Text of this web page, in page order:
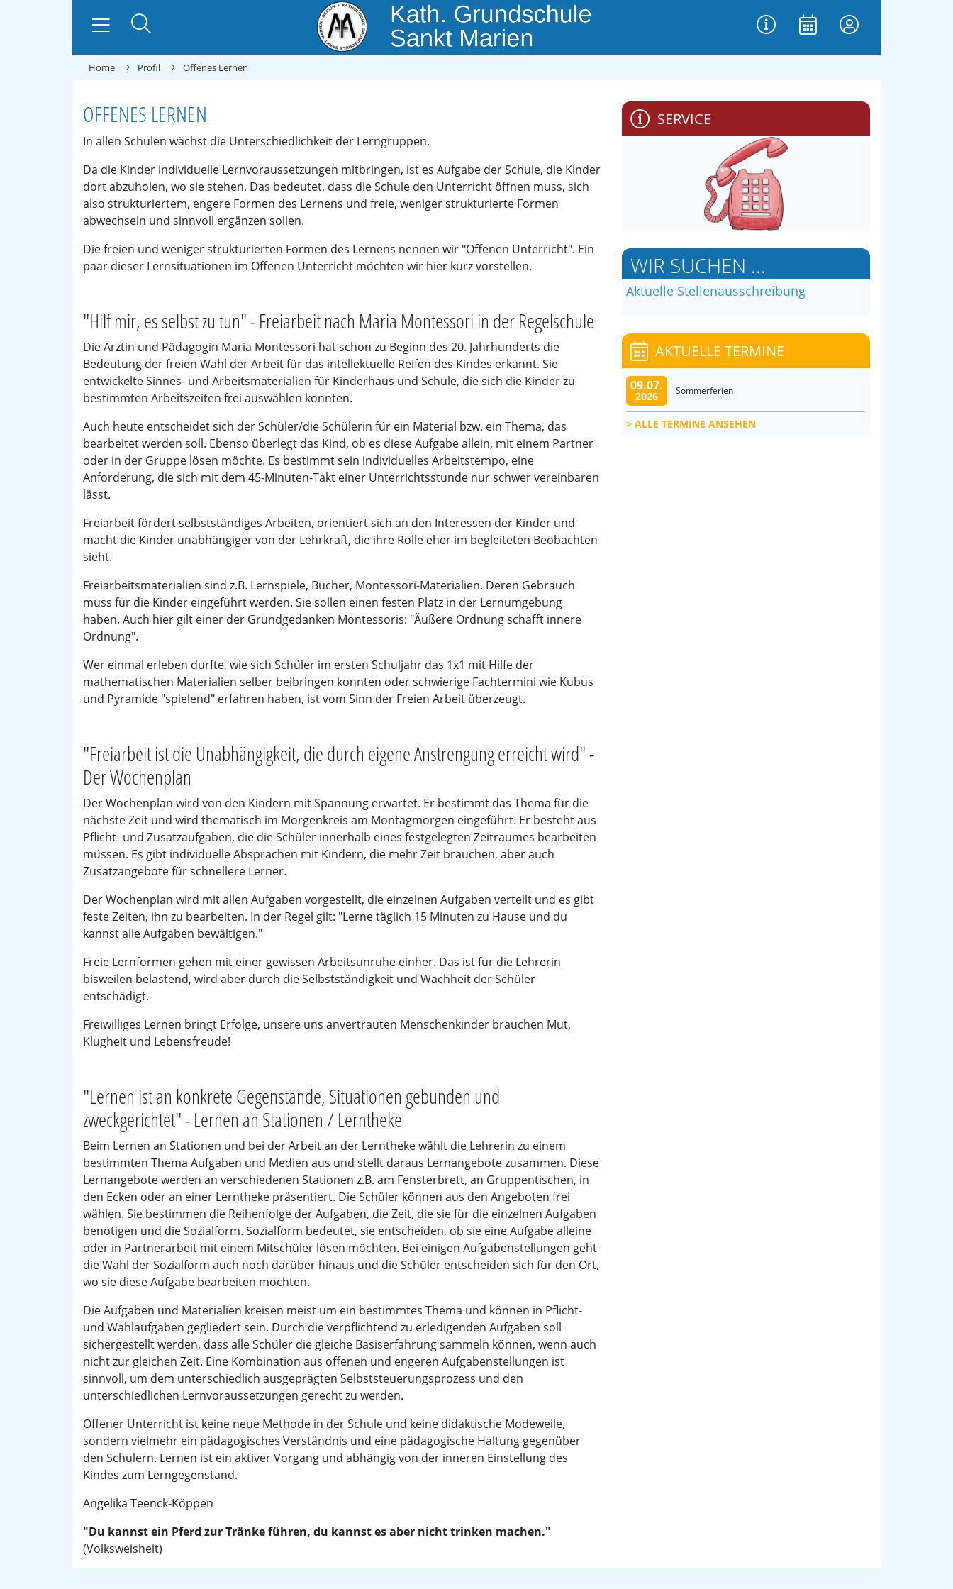
Home Profil Offenes Lernen
OFFENES LERNEN
In allen Schulen wächst die Unterschiedlichkeit der Lerngruppen.
Da die Kinder individuelle Lernvoraussetzungen mitbringen, ist es Aufgabe der Schule, die Kinder
dort abzuholen, wo sie stehen. Das bedeutet, dass die Schule den Unterricht öffnen muss, sich
also strukturiertem, engere Formen des Lernens und freie, weniger strukturierte Formen
abwechseln und sinnvoll ergänzen sollen.
Die freien und weniger strukturierten Formen des Lernens nennen wir "Offenen Unterricht". Ein
paar dieser Lernsituationen im Offenen Unterricht möchten wir hier kurz vorstellen.
"Hilf mir, es selbst zu tun" - Freiarbeit nach Maria Montessori in der Regelschule
Die Ärztin und Pädagogin Maria Montessori hat schon zu Beginn des 20. Jahrhunderts die
Bedeutung der freien Wahl der Arbeit für das intellektuelle Reifen des Kindes erkannt. Sie
entwickelte Sinnes- und Arbeitsmaterialien für Kinderhaus und Schule, die sich die Kinder zu
bestimmten Arbeitszeiten frei auswählen konnten.
Auch heute entscheidet sich der Schüler/die Schülerin für ein Material bzw. ein Thema, das
bearbeitet werden soll. Ebenso überlegt das Kind, ob es diese Aufgabe allein, mit einem Partner
oder in der Gruppe lösen möchte. Es bestimmt sein individuelles Arbeitstempo, eine
Anforderung, die sich mit dem 45-Minuten-Takt einer Unterrichtsstunde nur schwer vereinbaren
lässt.
Freiarbeit fördert selbstständiges Arbeiten, orientiert sich an den Interessen der Kinder und
macht die Kinder unabhängiger von der Lehrkraft, die ihre Rolle eher im begleiteten Beobachten
sieht.
Freiarbeitsmaterialien sind z.B. Lernspiele, Bücher, Montessori-Materialien. Deren Gebrauch
muss für die Kinder eingeführt werden. Sie sollen einen festen Platz in der Lernumgebung
haben. Auch hier gilt einer der Grundgedanken Montessoris: "Äußere Ordnung schafft innere
Ordnung".
Wer einmal erleben durfte, wie sich Schüler im ersten Schuljahr das 1x1 mit Hilfe der
mathematischen Materialien selber beibringen konnten oder schwierige Fachtermini wie Kubus
und Pyramide "spielend" erfahren haben, ist vom Sinn der Freien Arbeit überzeugt.
"Freiarbeit ist die Unabhängigkeit, die durch eigene Anstrengung erreicht wird" -
Der Wochenplan
Der Wochenplan wird von den Kindern mit Spannung erwartet. Er bestimmt das Thema für die
nächste Zeit und wird thematisch im Morgenkreis am Montagmorgen eingeführt. Er besteht aus
Pflicht- und Zusatzaufgaben, die die Schüler innerhalb eines festgelegten Zeitraumes bearbeiten
müssen. Es gibt individuelle Absprachen mit Kindern, die mehr Zeit brauchen, aber auch
Zusatzangebote für schnellere Lerner.
Der Wochenplan wird mit allen Aufgaben vorgestellt, die einzelnen Aufgaben verteilt und es gibt
feste Zeiten, ihn zu bearbeiten. In der Regel gilt: "Lerne täglich 15 Minuten zu Hause und du
kannst alle Aufgaben bewältigen."
Freie Lernformen gehen mit einer gewissen Arbeitsunruhe einher. Das ist für die Lehrerin
bisweilen belastend, wird aber durch die Selbstständigkeit und Wachheit der Schüler
entschädigt.
Freiwilliges Lernen bringt Erfolge, unsere uns anvertrauten Menschenkinder brauchen Mut,
Klugheit und Lebensfreude!
"Lernen ist an konkrete Gegenstände, Situationen gebunden und
zweckgerichtet" - Lernen an Stationen / Lerntheke
Beim Lernen an Stationen und bei der Arbeit an der Lerntheke wählt die Lehrerin zu einem
bestimmten Thema Aufgaben und Medien aus und stellt daraus Lernangebote zusammen. Diese
Lernangebote werden an verschiedenen Stationen z.B. am Fensterbrett, an Gruppentischen, in
den Ecken oder an einer Lerntheke präsentiert. Die Schüler können aus den Angeboten frei
wählen. Sie bestimmen die Reihenfolge der Aufgaben, die Zeit, die sie für die einzelnen Aufgaben
benötigen und die Sozialform. Sozialform bedeutet, sie entscheiden, ob sie eine Aufgabe alleine
oder in Partnerarbeit mit einem Mitschüler lösen möchten. Bei einigen Aufgabenstellungen geht
die Wahl der Sozialform auch noch darüber hinaus und die Schüler entscheiden sich für den Ort,
wo sie diese Aufgabe bearbeiten möchten.
Die Aufgaben und Materialien kreisen meist um ein bestimmtes Thema und können in Pflicht-
und Wahlaufgaben gegliedert sein. Durch die verpflichtend zu erledigenden Aufgaben soll
sichergestellt werden, dass alle Schüler die gleiche Basiserfahrung sammeln können, wenn auch
nicht zur gleichen Zeit. Eine Kombination aus offenen und engeren Aufgabenstellungen ist
sinnvoll, um dem unterschiedlich ausgeprägten Selbststeuerungsprozess und den
unterschiedlichen Lernvoraussetzungen gerecht zu werden.
Offener Unterricht ist keine neue Methode in der Schule und keine didaktische Modeweile,
sondern vielmehr ein pädagogisches Verständnis und eine pädagogische Haltung gegenüber
den Schülern. Lernen ist ein aktiver Vorgang und abhängig von der inneren Einstellung des
Kindes zum Lerngegenstand.
Angelika Teenck-Köppen
"Du kannst ein Pferd zur Tränke führen, du kannst es aber nicht trinken machen."
(Volksweisheit)
SERVICE
WIR SUCHEN ...
Aktuelle Stellenausschreibung
AKTUELLE TERMINE
09.07.
2026 Sommerferien
ALLE TERMINE ANSEHEN